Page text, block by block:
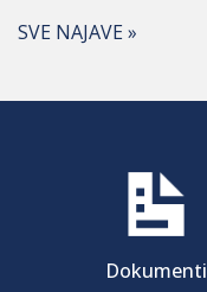
SVE NAJAVE »
Dokumenti